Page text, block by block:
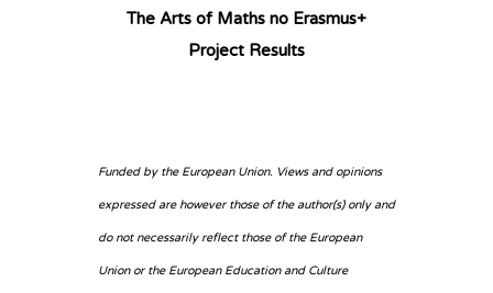
The Arts of Maths no Erasmus+
Project Results
Funded by the European Union. Views and opinions
expressed are however those of the author(s) only and
do not necessarily reflect those of the European
Union or the European Education and Culture